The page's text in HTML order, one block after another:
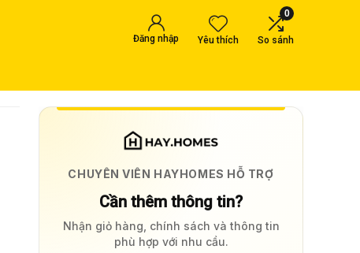
Đăng nhập Yêu thích
0
So sánh
CHUYÊN VIÊN HAYHOMES HỖ TRỢ
Cần thêm thông tin?
Nhận giỏ hàng, chính sách và thông tin
phù hợp với nhu cầu.